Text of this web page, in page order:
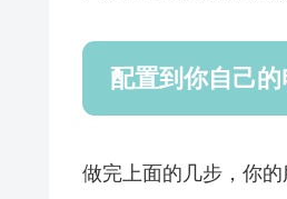
配置到你自己
做完上面的几步，你